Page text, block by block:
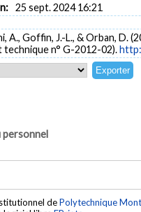
25 sept. 2024 16:21
A., Goffin, J.-L., & Orban, D.
technique n° G-2012-02).
personnel
dePolytechnique